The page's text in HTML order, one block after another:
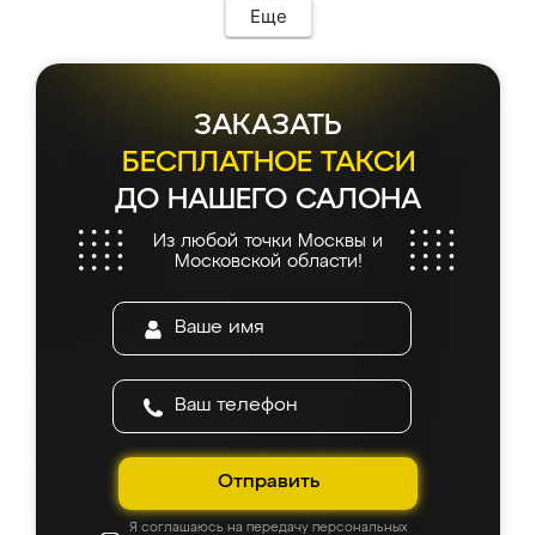
Еще
ЗАКАЗАТЬ
БЕСПЛАТНОЕ ТАКСИ
ДО НАШЕГО САЛОНА
Из любой точки Москвы и
Московской области!
Отправить
Я соглашаюсь на передачу персональных